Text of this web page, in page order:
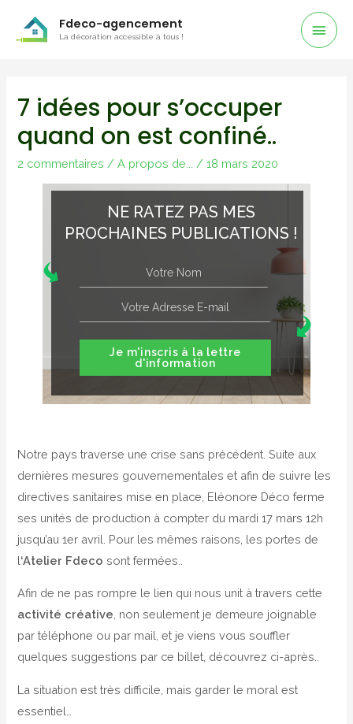
Fdeco-agencement
La décoration accessible à tous !
7 idées pour s’occuper
quand on est confiné..
2 commentaires /A propos de... /18 mars 2020
NE RATEZ PAS MES
PROCHAINES PUBLICATIONS !
Je m'inscris à la lettre
d'information
Notre pays traverse une crise sans précédent. Suite aux
dernières mesures gouvernementales et afin de suivre les
directives sanitaires mise en place, Eléonore Déco ferme
ses unités de production à compter du mardi 17 mars 12h
jusqu’au 1er avril. Pour les mêmes raisons, les portes de
l‘Atelier Fdeco sont fermées..
Afin de ne pas rompre le lien qui nous unit à travers cette
activité créative , non seulement je demeure joignable
par téléphone ou par mail, et je viens vous souffler
quelques suggestions par ce billet, découvrez ci-après..
La situation est très difficile, mais garder le moral est
essentiel…